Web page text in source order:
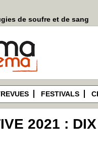
de soufre et de sang
FESTIVALS
2021 :